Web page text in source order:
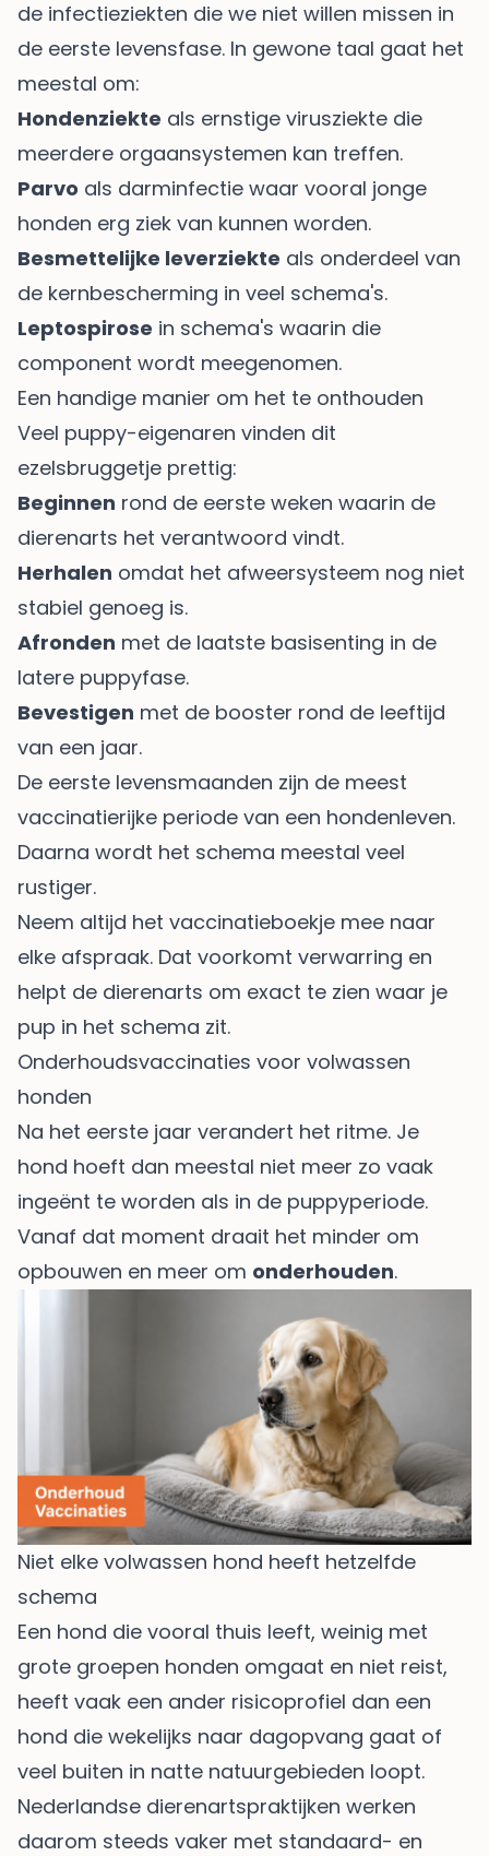
de infectieziekten die we niet willen missen in
de eerste levensfase. In gewone taal gaat het
meestal om:
Hondenziekte als ernstige virusziekte die
meerdere orgaansystemen kan treffen.
Parvo als darminfectie waar vooral jonge
honden erg ziek van kunnen worden.
Besmettelijke leverziekte als onderdeel van
de kernbescherming in veel schema's.
Leptospirose in schema's waarin die
component wordt meegenomen.
Een handige manier om het te onthouden
Veel puppy-eigenaren vinden dit
ezelsbruggetje prettig:
Beginnen rond de eerste weken waarin de
dierenarts het verantwoord vindt.
Herhalen omdat het afweersysteem nog niet
stabiel genoeg is.
Afronden met de laatste basisenting in de
latere puppyfase.
Bevestigen met de booster rond de leeftijd
van een jaar.
De eerste levensmaanden zijn de meest
vaccinatierijke periode van een hondenleven.
Daarna wordt het schema meestal veel
rustiger.
Neem altijd het vaccinatieboekje mee naar
elke afspraak. Dat voorkomt verwarring en
helpt de dierenarts om exact te zien waar je
pup in het schema zit.
Onderhoudsvaccinaties voor volwassen
honden
Na het eerste jaar verandert het ritme. Je
hond hoeft dan meestal niet meer zo vaak
ingeënt te worden als in de puppyperiode.
Vanaf dat moment draait het minder om
opbouwen en meer om onderhouden.
Niet elke volwassen hond heeft hetzelfde
schema
Een hond die vooral thuis leeft, weinig met
grote groepen honden omgaat en niet reist,
heeft vaak een ander risicoprofiel dan een
hond die wekelijks naar dagopvang gaat of
veel buiten in natte natuurgebieden loopt.
Nederlandse dierenartspraktijken werken
daarom steeds vaker met standaard- en